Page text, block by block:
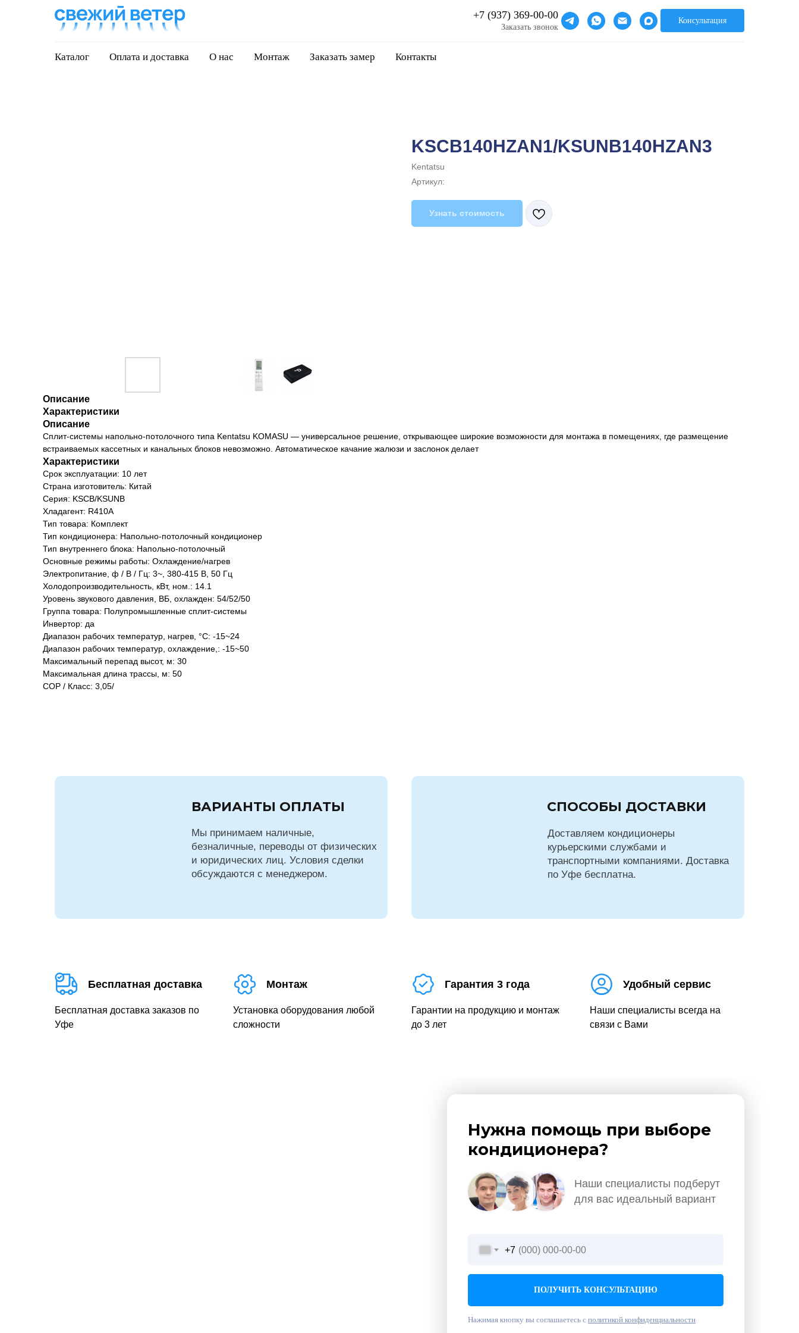
+7 (937) 369-00-00
Заказать звонок
Консультация
Каталог Оплата и доставка О нас Монтаж Заказать замер Контакты
KSCB140HZAN1/KSUNB140HZAN3
Kentatsu
Артикул:
Узнать стоимость
Описание
Характеристики
Описание
Сплит-системы напольно-потолочного типа Kentatsu KOMASU — универсальное решение, открывающее широкие возможности для монтажа в помещениях, где размещение
встраиваемых кассетных и канальных блоков невозможно. Автоматическое качание жалюзи и заслонок делает
Характеристики
Срок эксплуатации: 10 лет
Страна изготовитель: Китай
Серия: KSCB/KSUNB
Хладагент: R410A
Тип товара: Комплект
Тип кондиционера: Напольно-потолочный кондиционер
Тип внутреннего блока: Напольно-потолочный
Основные режимы работы: Охлаждение/нагрев
Электропитание, ф / В / Гц: 3~, 380-415 В, 50 Гц
Холодопроизводительность, кВт, ном.: 14.1
Уровень звукового давления, ВБ, охлажден: 54/52/50
Группа товара: Полупромышленные сплит-системы
Инвертор: да
Диапазон рабочих температур, нагрев, °C: -15~24
Диапазон рабочих температур, охлаждение,: -15~50
Максимальный перепад высот, м: 30
Максимальная длина трассы, м: 50
COP / Класс: 3,05/
Мы принимаем наличные,
безналичные, переводы от физических
и юридических лиц. Условия сделки
обсуждаются с менеджером.
ВАРИАНТЫ ОПЛАТЫ
Доставляем кондиционеры
курьерскими службами и
транспортными компаниями. Доставка
по Уфе бесплатна.
СПОСОБЫ ДОСТАВКИ
Бесплатная доставка
Бесплатная доставка заказов по
Уфе
Монтаж
Установка оборудования любой
сложности
Гарантия 3 года
Гарантии на продукцию и монтаж
до 3 лет
Удобный сервис
Наши специалисты всегда на
связи с Вами
Наши специалисты подберут
для вас идеальный вариант
Нужна помощь при выборе
кондиционера?
+7
ПОЛУЧИТЬ КОНСУЛЬТАЦИЮ
Нажимая кнопку вы соглашаетесь с политикой конфиденциальности